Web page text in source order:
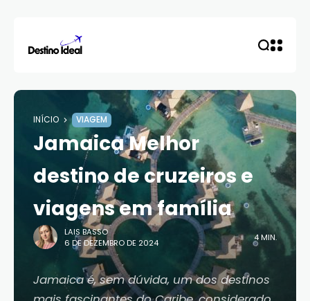
INÍCIO VIAGEM
Jamaica Melhor
destino de cruzeiros e
viagens em família
LAIS BASSO
6 DE DEZEMBRO DE 2024
4 MIN.
Jamaica é, sem dúvida, um dos destinos